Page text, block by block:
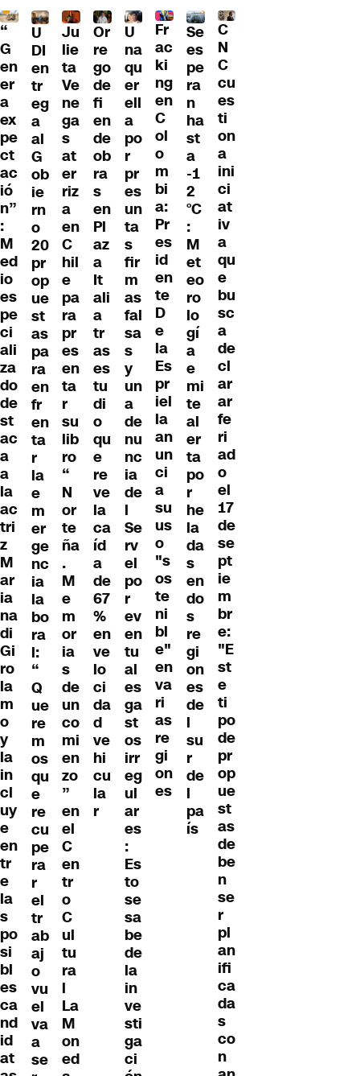
“
G
en
er
a
ex
pe
ct
ac
ió
n”
:
M
ed
io
es
pe
ci
ali
za
do
de
st
ac
a
a
la
ac
tri
z
M
ar
ia
na
di
Gi
ro
la
m
o
y
la
in
cl
uy
e
en
tr
e
la
s
po
si
bl
es
ca
nd
id
at
U
DI
en
tr
eg
a
al
G
ob
ie
rn
o
20
pr
op
ue
st
as
pa
ra
en
fr
en
ta
r
la
e
m
er
ge
nc
ia
la
bo
ra
l:
“
Q
ue
re
m
os
qu
e
re
cu
pe
ra
r
el
tr
ab
aj
o
vu
el
va
a
se
Ju
lie
ta
Ve
ne
ga
s
at
er
riz
a
en
C
hil
e
pa
ra
pr
es
en
ta
r
su
lib
ro
“
N
or
te
ña
.
M
e
m
or
ia
s
de
un
co
mi
en
zo
”
en
el
C
en
tr
o
C
ul
tu
ra
l
La
M
on
ed
Or
re
go
de
fi
en
de
ob
ra
s
en
Pl
az
a
It
ali
a
tr
as
es
tu
di
o
qu
e
re
ve
la
ca
íd
a
de
67
%
en
ve
lo
ci
da
d
ve
hi
cu
la
r
U
na
qu
er
ell
a
po
r
pr
es
un
ta
s
fir
m
as
fal
sa
s
y
un
a
de
nu
nc
ia
de
l
Se
rv
el
po
r
ev
en
tu
al
es
ga
st
os
irr
eg
ul
ar
es
:
Es
to
se
sa
be
de
la
in
ve
sti
ga
ci
Fr
ac
ki
ng
en
C
ol
o
m
bi
a:
Pr
es
id
en
te
D
e
la
Es
pr
iel
la
an
un
ci
a
su
us
o
"s
os
te
ni
bl
e"
en
va
ri
as
re
gi
on
es
Se
es
pe
ra
n
ha
st
a
-1
2
°C
:
M
et
eo
ro
lo
gí
a
e
mi
te
al
er
ta
po
r
he
la
da
s
en
do
s
re
gi
on
es
de
l
su
r
de
l
pa
ís
C
N
C
cu
es
ti
on
a
ini
ci
at
iv
a
qu
e
bu
sc
a
de
cl
ar
ar
fe
ri
ad
o
el
17
de
se
pt
ie
m
br
e:
"E
st
e
ti
po
de
pr
op
ue
st
as
de
be
n
se
r
pl
an
ifi
ca
da
s
co
n